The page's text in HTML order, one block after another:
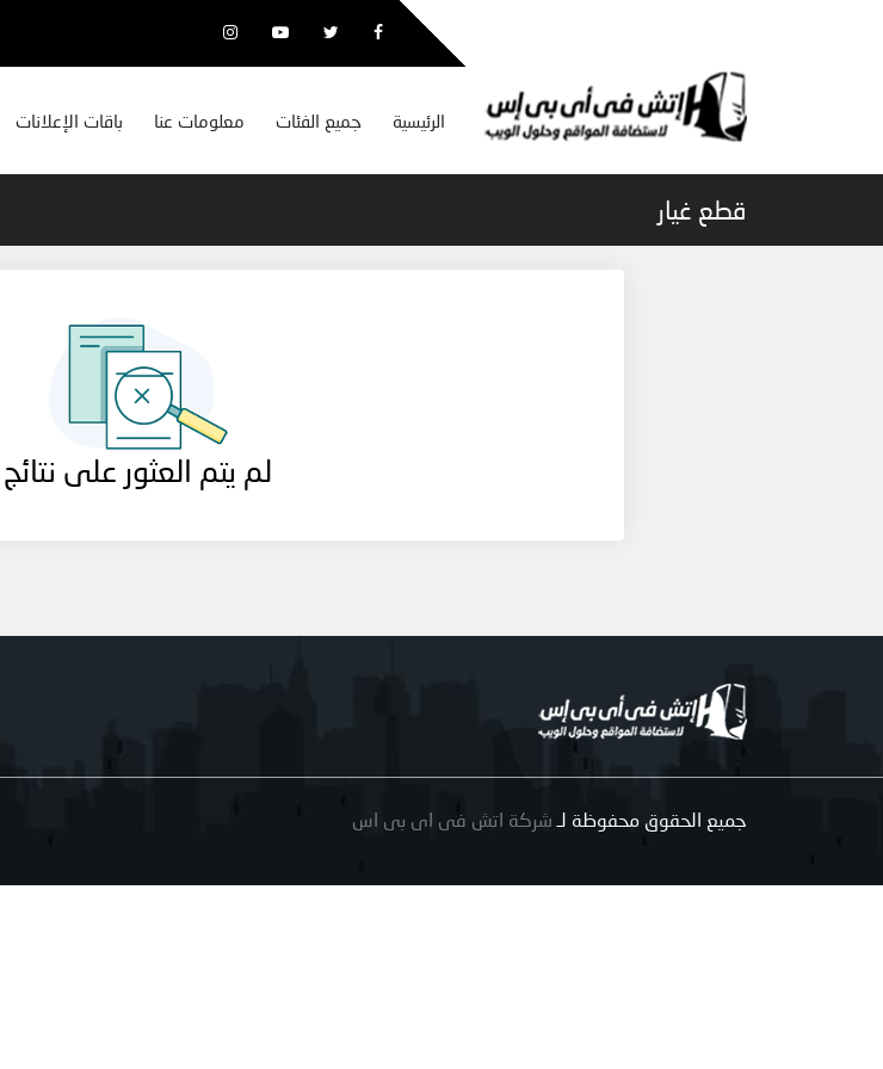
الرئيسية جميع الفئات معلومات عنا باقات الإعلانات
قطع غيار
لم يتم العثور على نتائج
جميع الحقوق محفوظة لـ شركة اتش فى اى بى اس